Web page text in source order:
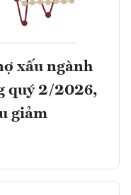
xấu ngành
quý 2/2026,
giảm